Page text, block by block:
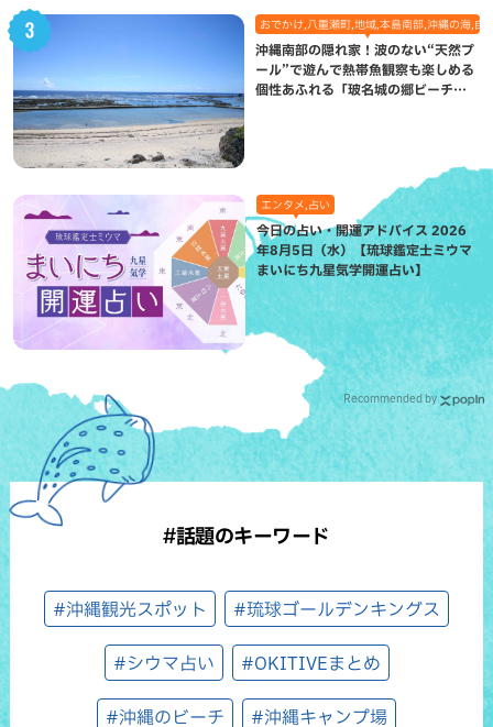
おでかけ,八重瀬町,地域,本島南部,沖縄の海,自
沖縄南部の隠れ家！波のない“天然プ
ール”で遊んで熱帯魚観察も楽しめる
個性あふれる「玻名城の郷ビーチ」
エンタメ,占い
今日の占い・開運アドバイス 2026
年8月5日（水）【琉球鑑定士ミウマ
まいにち九星気学開運占い】
Recommended by
#話題のキーワード
#沖縄観光スポット #琉球ゴールデンキングス
#シウマ占い #OKITIVEまとめ
#沖縄のビーチ #沖縄キャンプ場